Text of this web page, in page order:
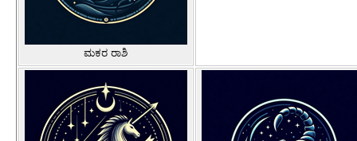
ಮಕರ ರಾಶಿ